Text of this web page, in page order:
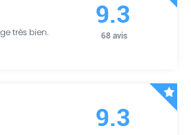
très bien.
9.3
68 avis
9.3